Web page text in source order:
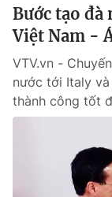
Chuyên mục khác
Emagazine
Photo
VTV Money
Bước tạo đà
Việt Nam -
VTV.vn -
nước tới Italy
thành công tốt